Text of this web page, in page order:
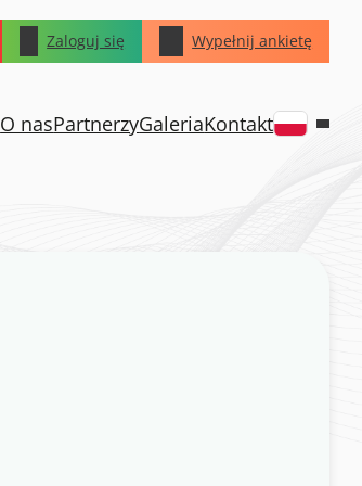
Zaloguj się Wypełnij ankietę
O nasPartnerzyGaleriaKontakt